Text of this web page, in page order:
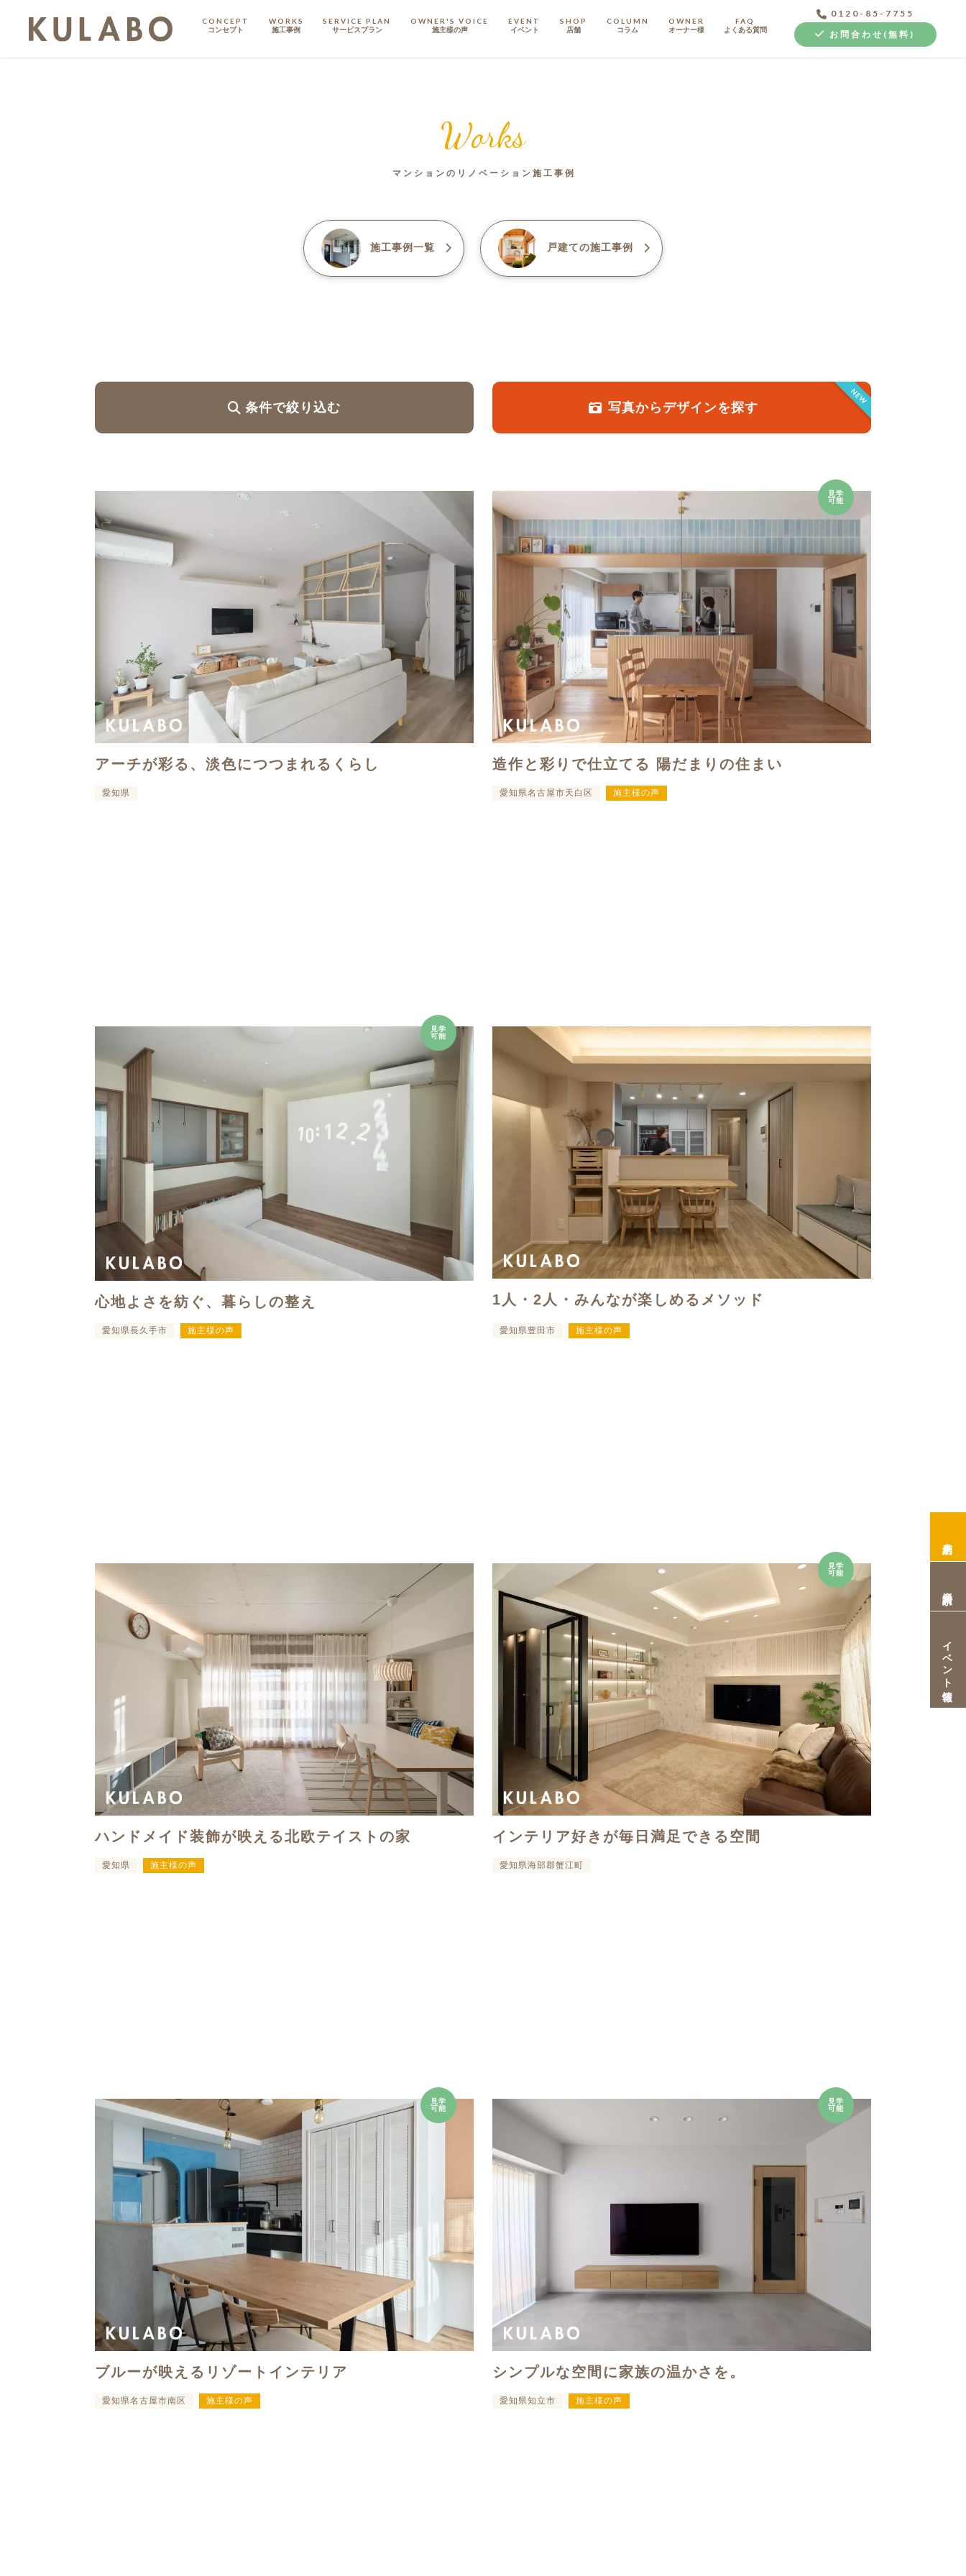
CONCEPT
コンセプト
WORKS
施工事例
SERVICE PLAN
サービスプラン
OWNER'S VOICE
施主樣の声
EVENT
イベント
SHOP
店舗
COLUMN
コラム
OWNER
オーナー様
FAQ
よくある質問
0120-85-7755
お問合わせ(無料)
イベント情報
Works
マンションのリノベーション施工事例
施工事例一覧 戸建ての施工事例
条件で絞り込む
NEW
写真からデザインを探す
アーチが彩る、淡色につつまれるくらし
愛知県
見学
可能
造作と彩りで仕立てる 陽だまりの住まい
愛知県名古屋市天白区 施主様の声
見学
可能
心地よさを紡ぐ、暮らしの整え
愛知県長久手市 施主様の声
1人・2人・みんなが楽しめるメソッド
愛知県豊田市 施主様の声
ハンドメイド装飾が映える北欧テイストの家
愛知県 施主様の声
見学
可能
インテリア好きが毎日満足できる空間
愛知県海部郡蟹江町
見学
可能
ブルーが映えるリゾートインテリア
愛知県名古屋市南区 施主様の声
見学
可能
シンプルな空間に家族の温かさを。
愛知県知立市 施主様の声